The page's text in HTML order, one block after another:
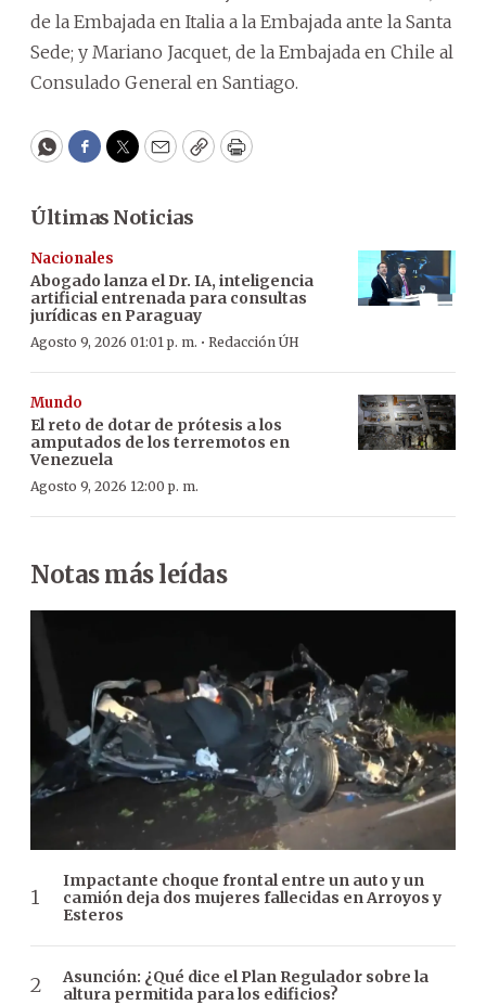
de la Embajada en Italia a la Embajada ante la Santa
Sede; y Mariano Jacquet, de la Embajada en Chile al
Consulado General en Santiago.
WhatsApp
Facebook
Twitter
EmailCopyPrint
Últimas Noticias
Nacionales
Abogado lanza el Dr. IA, inteligencia
artificial entrenada para consultas
jurídicas en Paraguay
Agosto 9, 2026 01:01 p. m. · Redacción ÚH
Mundo
El reto de dotar de prótesis a los
amputados de los terremotos en
Venezuela
Agosto 9, 2026 12:00 p. m.
Notas más leídas
Impactante choque frontal entre un auto y un
camión deja dos mujeres fallecidas en Arroyos y
Esteros
Asunción: ¿Qué dice el Plan Regulador sobre la
altura permitida para los edificios?